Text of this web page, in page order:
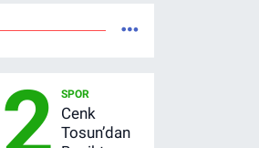
2 SPOR
Cenk
Tosun’dan